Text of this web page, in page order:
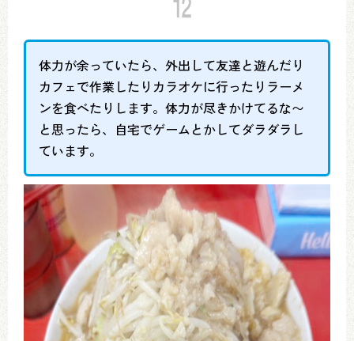
体力が余っていたら、外出して友達と遊んだり
カフェで作業したりカラオケに行ったりラーメ
ンを食べたりします。体力が尽きかけてるな〜
と思ったら、自宅でゲームとかしてダラダラし
ています。